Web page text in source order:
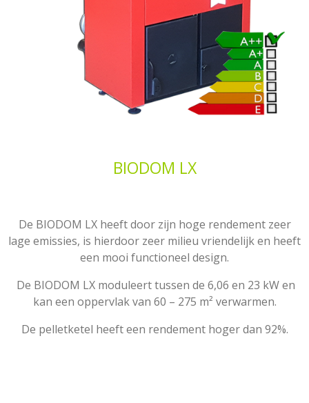
BIODOM LX
De BIODOM LX heeft door zijn hoge rendement zeer
lage emissies, is hierdoor zeer milieu vriendelijk en heeft
een mooi functioneel design.
De BIODOM LX moduleert tussen de 6,06 en 23 kW en
kan een oppervlak van 60 – 275 m² verwarmen.
De pelletketel heeft een rendement hoger dan 92%.